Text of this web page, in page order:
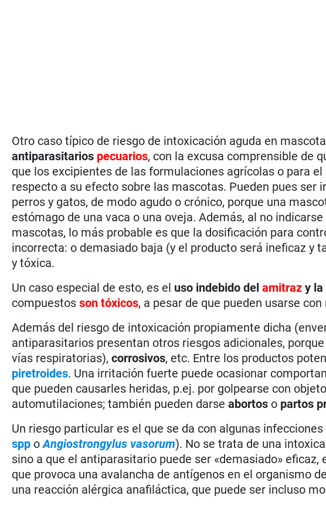
Otro caso típico de riesgo de intoxicación aguda en
antiparasitarios pecuarios, con la excusa comprensible de
que los excipientes de las formulaciones agrícolas o para
respecto a su efecto sobre las mascotas. Pueden pues
perros y gatos, de modo agudo o crónico, porque una
estómago de una vaca o una oveja. Además, al no
mascotas, lo más probable es que la dosificación para
incorrecta: o demasiado baja (y el producto será ineficaz y
y tóxica.
Un caso especial de esto, es el uso indebido delamitraz y la
compuestosson tóxicos, a pesar de que pueden usarse
Además del riesgo de intoxicación propiamente dicha
antiparasitarios presentan otros riesgos adicionales,
vías respiratorias),corrosivos, etc. Entre los productos
piretroides. Una irritación fuerte puede ocasionar
que pueden causarles heridas, p.ej. por golpearse con
automutilaciones; también pueden darseabortos o partos
Un riesgo particular es el que se da con algunas
spp oAngiostrongylus vasorum). No se trata de una
sino a que el antiparasitario puede ser «demasiado»
que provoca una avalancha de antígenos en el organismo
una reacción alérgica anafiláctica, que puede ser incluso